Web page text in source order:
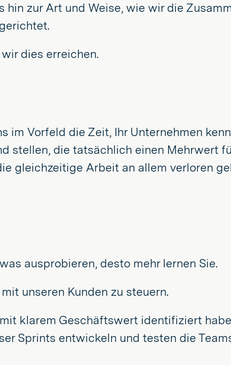
zur Art und Weise, wie wir die
dies erreichen.
im Vorfeld die Zeit, Ihr Unternehmen
stellen, die tatsächlich einen Mehrwert
gleichzeitige Arbeit an allem verloren
ausprobieren, desto mehr lernen Sie.
unseren Kunden zu steuern.
klarem Geschäftswert identifiziert
Sprints entwickeln und testen die